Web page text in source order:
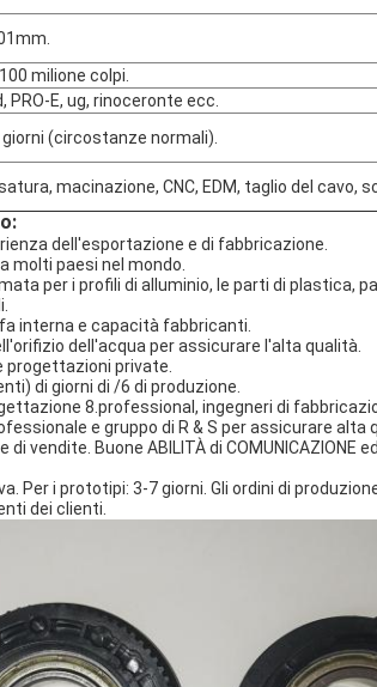
milione colpi.
PRO-E, ug, rinoceronte ecc.
giorni (circostanze normali).
macinazione, CNC, EDM, taglio del cavo,
dell'esportazione e di fabbricazione.
molti paesi nel mondo.
per i profili di alluminio, le parti di plastica,
interna e capacità fabbricanti.
dell'acqua per assicurare l'alta qualità.
progettazioni private.
di giorni di /6 di produzione.
8.professional, ingegneri di
e gruppo di R & S per assicurare alta
vendite. Buone ABILITÀ di COMUNICAZIONE
Per i prototipi: 3-7 giorni. Gli ordini di
dei clienti.